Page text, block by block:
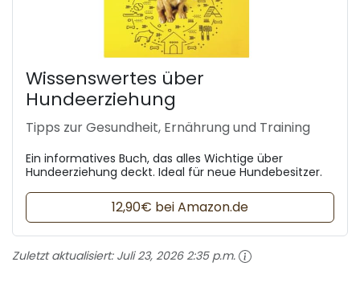
Wissenswertes über
Hundeerziehung
Tipps zur Gesundheit, Ernährung und Training
Ein informatives Buch, das alles Wichtige über
Hundeerziehung deckt. Ideal für neue Hundebesitzer.
12,90€ bei Amazon.de
Zuletzt aktualisiert: Juli 23, 2026 2:35 p.m.